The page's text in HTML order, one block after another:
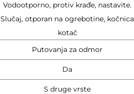
Vodootporno, protiv krađe, nastavite.
Slučaj, otporan na ogrebotine, kočnica
kotač
Putovanja za odmor
Da
S druge vrste